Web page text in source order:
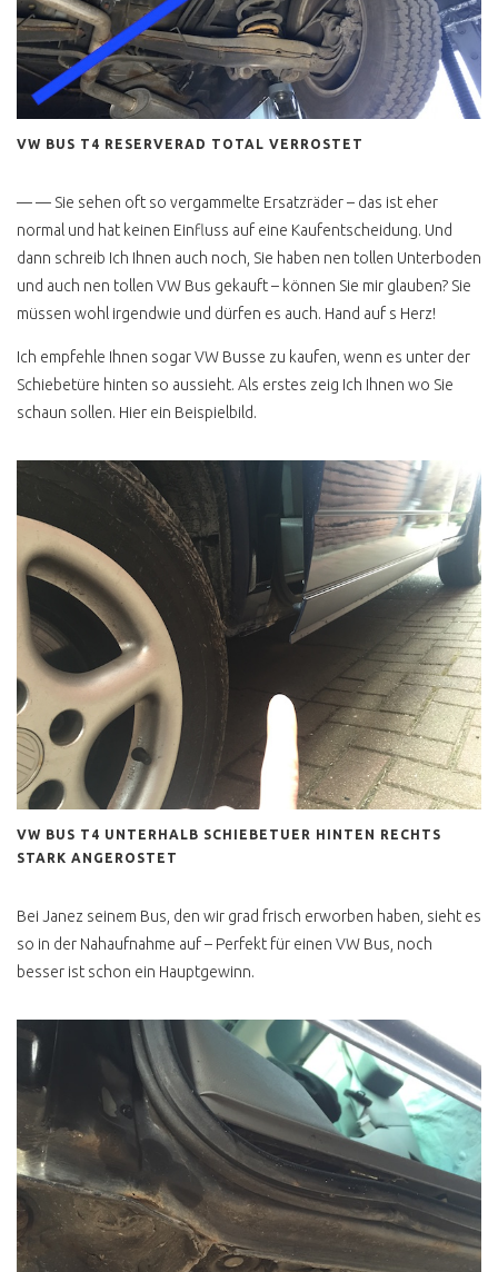
VW BUS T4 RESERVERAD TOTAL VERROSTET
— — Sie sehen oft so vergammelte Ersatzräder – das ist eher
normal und hat keinen Einfluss auf eine Kaufentscheidung. Und
dann schreib Ich Ihnen auch noch, Sie haben nen tollen Unterboden
und auch nen tollen VW Bus gekauft – können Sie mir glauben? Sie
müssen wohl irgendwie und dürfen es auch. Hand auf s Herz!
Ich empfehle Ihnen sogar VW Busse zu kaufen, wenn es unter der
Schiebetüre hinten so aussieht. Als erstes zeig Ich Ihnen wo Sie
schaun sollen. Hier ein Beispielbild.
VW BUS T4 UNTERHALB SCHIEBETUER HINTEN RECHTS
STARK ANGEROSTET
Bei Janez seinem Bus, den wir grad frisch erworben haben, sieht es
so in der Nahaufnahme auf – Perfekt für einen VW Bus, noch
besser ist schon ein Hauptgewinn.